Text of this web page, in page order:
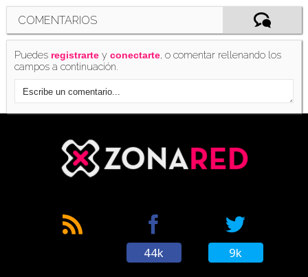
COMENTARIOS
Puedes registrarte yconectarte, o comentar rellenando los
campos a continuación.
44k 9k